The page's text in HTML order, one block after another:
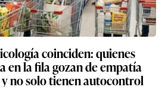
coinciden: quienes
en la fila gozan de empatía
no solo tienen autocontrol